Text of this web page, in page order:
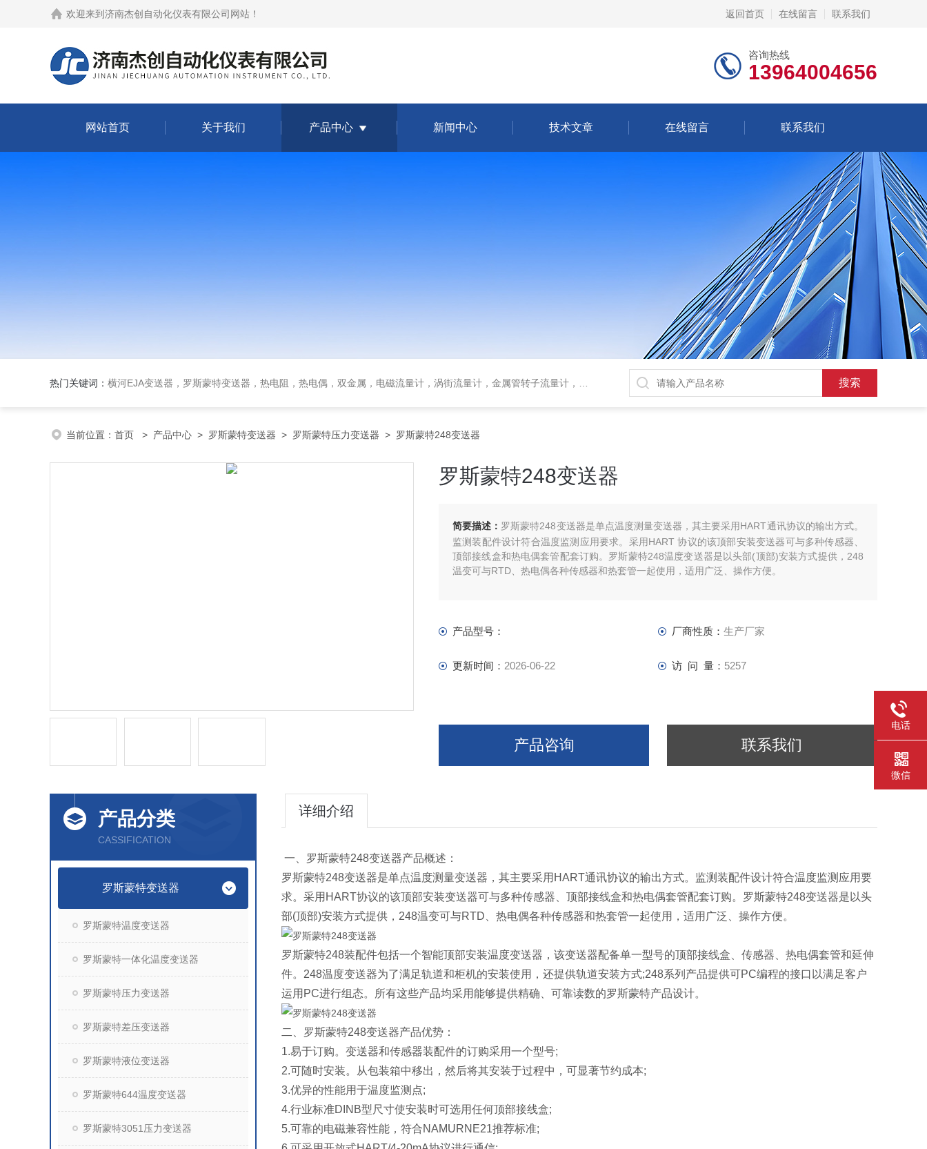
欢迎来到 济南杰创自动化仪表有限公司网站 ！ 返回首页 在线留言 联系我们
咨询热线
13964004656
网站首页 关于我们 产品中心 新闻中心 技术文章 在线留言 联系我们
热门关键词： 横河EJA变送器，罗斯蒙特变送器，热电阻，热电偶，双金属，电磁流量计，涡街流量计，金属管转子流量计，磁翻板液位计，超声波液位计
当前位置： 首页 > 产品中心 > 罗斯蒙特变送器 > 罗斯蒙特压力变送器 > 罗斯蒙特248变送器
罗斯蒙特248变送器
简要描述： 罗斯蒙特248变送器是单点温度测量变送器，其主要采用HART通讯协议的输出方式。
监测装配件设计符合温度监测应用要求。采用HART 协议的该顶部安装变送器可与多种传感器、
顶部接线盒和热电偶套管配套订购。罗斯蒙特248温度变送器是以头部(顶部)安装方式提供，248
温变可与RTD、热电偶各种传感器和热套管一起使用，适用广泛、操作方便。
产品型号： 厂商性质： 生产厂家
更新时间： 2026-06-22 访 问 量： 5257
产品咨询 联系我们
产品分类
CASSIFICATION
罗斯蒙特变送器
罗斯蒙特温度变送器
罗斯蒙特一体化温度变送器
罗斯蒙特压力变送器
罗斯蒙特差压变送器
罗斯蒙特液位变送器
罗斯蒙特644温度变送器
罗斯蒙特3051压力变送器
详细介绍
一、罗斯蒙特248变送器产品概述：
罗斯蒙特248变送器是单点温度测量变送器，其主要采用HART通讯协议的输出方式。监测装配件设计符合温度监测应用要
求。采用HART协议的该顶部安装变送器可与多种传感器、顶部接线盒和热电偶套管配套订购。罗斯蒙特248变送器是以头
部(顶部)安装方式提供，248温变可与RTD、热电偶各种传感器和热套管一起使用，适用广泛、操作方便。
罗斯蒙特248装配件包括一个智能顶部安装温度变送器，该变送器配备单一型号的顶部接线盒、传感器、热电偶套管和延伸
件。248温度变送器为了满足轨道和柜机的安装使用，还提供轨道安装方式;248系列产品提供可PC编程的接口以满足客户
运用PC进行组态。所有这些产品均采用能够提供精确、可靠读数的罗斯蒙特产品设计。
二、罗斯蒙特248变送器产品优势：
1.易于订购。变送器和传感器装配件的订购采用一个型号;
2.可随时安装。从包装箱中移出，然后将其安装于过程中，可显著节约成本;
3.优异的性能用于温度监测点;
4.行业标准DINB型尺寸使安装时可选用任何顶部接线盒;
5.可靠的电磁兼容性能，符合NAMURNE21推荐标准;
电话
微信